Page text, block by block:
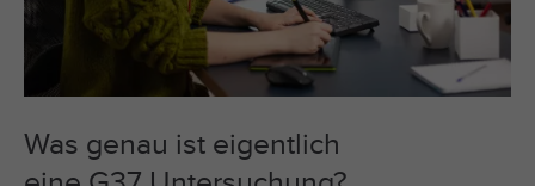
Was genau ist eigentlich